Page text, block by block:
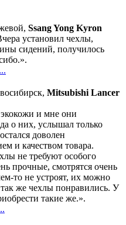
Ssang Yong Kyron
установил чехлы,
сидений, получилось
Mitsubishi Lancer
и мне они
о них, услышал только
доволен
и качеством товара.
не требуют особого
прочные, смотрятся очень
то не устроят, их можно
же чехлы понравились. У
такие же.».